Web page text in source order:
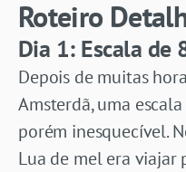
Roteiro
Dia 1: Escala de
Depois de muitas
Amsterdã, uma
porém inesquecível.
Lua de mel era viajar